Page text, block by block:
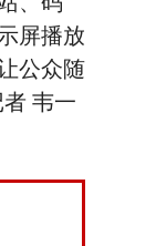
屏播放
公众随
韦一